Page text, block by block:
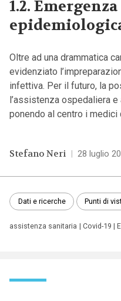
1.2.
Oltre ad una drammatica
evidenziato
infettiva. Per il futuro, la
l’assistenza ospedaliera
ponendo al centro i medici
Stefano Neri | 28 luglio
Dati e ricerche Punti di
assistenza sanitaria Covid-19